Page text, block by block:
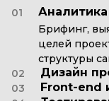
01
Брифинг,
целей
структуры
02
Дизайн
03 Front-end